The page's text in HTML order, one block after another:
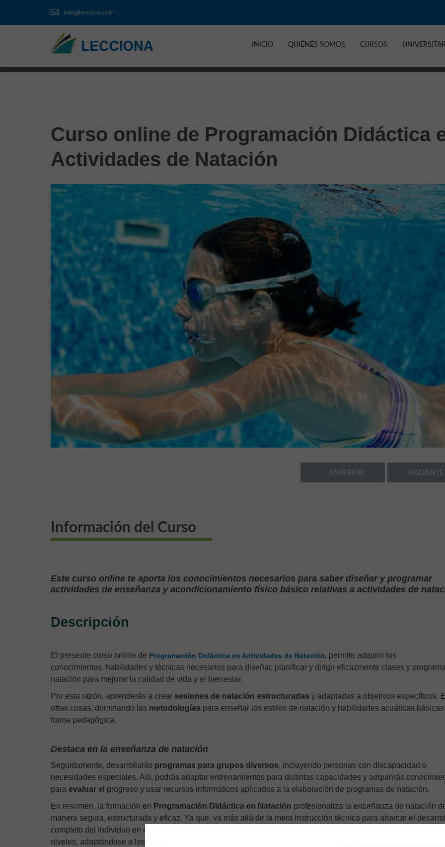
info@lecciona.com
INICIO QUIÉNES SOMOS CURSOS
Curso online de Programación Didáctica
Actividades de Natación
SIGUIENTE
ANTERIOR
Información del Curso
Este curso online te aporta los conocimientos necesarios para saber diseñar y programar
actividades de enseñanza y acondicionamiento físico básico relativas a actividades de
Descripción
El presente curso online de Programación Didáctica en Actividades de Natación, permite adquirir los
conocimientos, habilidades y técnicas necesarios para diseñar, planificar y dirigir eficazmente clases y
natación para mejorar la calidad de vida y el bienestar.
Por esta razón, aprenderás a crear sesiones de natación estructuradas y adaptadas a objetivos específicos.
otras cosas, dominando las metodologías para enseñar los estilos de natación y habilidades acuáticas básicas
forma pedagógica.
Destaca en la enseñanza de natación
Seguidamente, desarrollarás programas para grupos diversos, incluyendo personas con discapacidad o
necesidades especiales. Así, podrás adaptar entrenamientos para distintas capacidades y adquirirás
para evaluar el progreso y usar recursos informáticos aplicados a la elaboración de programas de natación.
En resumen, la formación en Programación Didáctica en Natación profesionaliza la enseñanza de natación
manera segura, estructurada y eficaz. Ya que, va más allá de la mera instrucción técnica para abarcar el
completo del individuo en el medio acuático. En este caso, permitiendo planificar clases efectivas para todos los
niveles, adaptándose a las necesidades individuales y cumpliendo objetivos de aprendizaje y desarrollo.